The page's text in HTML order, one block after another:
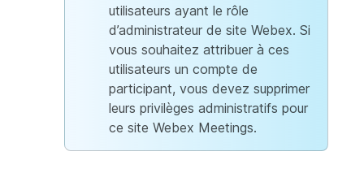
utilisateurs ayant le rôle
d’administrateur de site Webex. Si
vous souhaitez attribuer à ces
utilisateurs un compte de
participant, vous devez supprimer
leurs privilèges administratifs pour
ce site Webex Meetings.